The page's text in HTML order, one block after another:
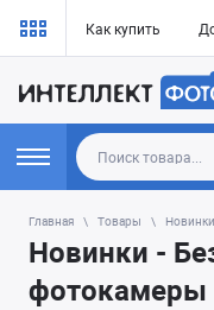
Как купить
Главная Товары Новинки
Новинки -
фотокамеры